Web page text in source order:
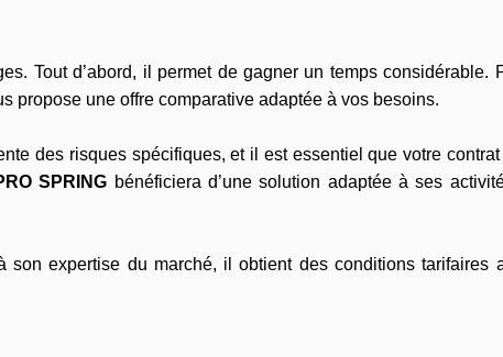
Tout d’abord, il permet de gagner un temps considérable.
propose une offre comparative adaptée à vos besoins.
des risques spécifiques, et il est essentiel que votre
SPRING bénéficiera d’une solution adaptée à ses
expertise du marché, il obtient des conditions tarifaires